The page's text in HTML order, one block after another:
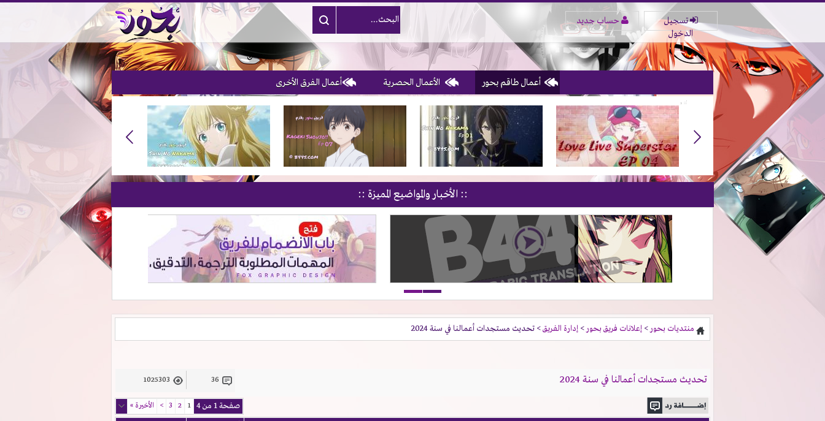
تسجيل
الدخول
حساب جديد
أعمال طاقم بحور الأعمال الحصرية أعمال الفرق الأخرى
3, 4, 5 & 6of 10
:: الأخبار والمواضيع المميزة ::
منتديات بحور > إعلانات فريق بحور > إدارة الفريق> تحديث مستجدات أعمالنا في سنة 2024
تحديث مستجدات أعمالنا في سنة 2024 36
1025303
صفحة 1 من 4 1
2
3
> الأخيرة »